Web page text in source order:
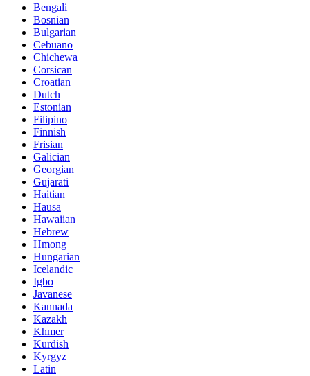
Bengali
Bosnian
Bulgarian
Cebuano
Chichewa
Corsican
Croatian
Dutch
Estonian
Filipino
Finnish
Frisian
Galician
Georgian
Gujarati
Haitian
Hausa
Hawaiian
Hebrew
Hmong
Hungarian
Icelandic
Igbo
Javanese
Kannada
Kazakh
Khmer
Kurdish
Kyrgyz
Latin